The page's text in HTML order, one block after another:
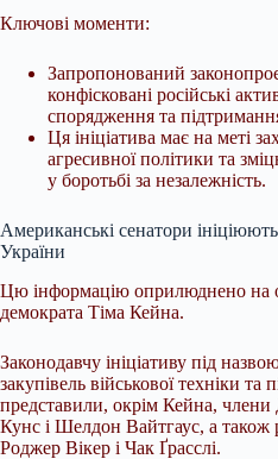
Ключові моменти:
Запропонований
конфісковані російські
спорядження та
Ця ініціатива має на меті
агресивної політики та
у боротьбі за незалежність.
Американські сенатори
України
Цю інформацію оприлюднено на
демократа Тіма Кейна.
Законодавчу ініціативу під
закупівель військової техніки та
представили, окрім Кейна, члени
Кунс і Шелдон Вайтгаус, а також
Роджер Вікер і Чак Ґрасслі.